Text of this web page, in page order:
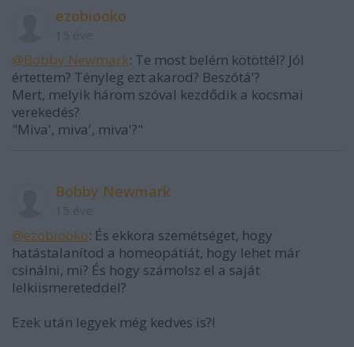
ezobiooko
@Bobby Newmark: Te most belém kötöttél? Jól
értettem? Tényleg ezt akarod? Beszótá'?
Mert, melyik három szóval kezdődik a kocsmai
verekedés?
"Miva', miva', miva'?"
Bobby Newmark
@ezobiooko: És ekkora szemétséget, hogy
hatástalanítod a homeopátiát, hogy lehet már
csinálni, mi? És hogy számolsz el a saját
lelkiismereteddel?
Ezek után legyek még kedves is?!